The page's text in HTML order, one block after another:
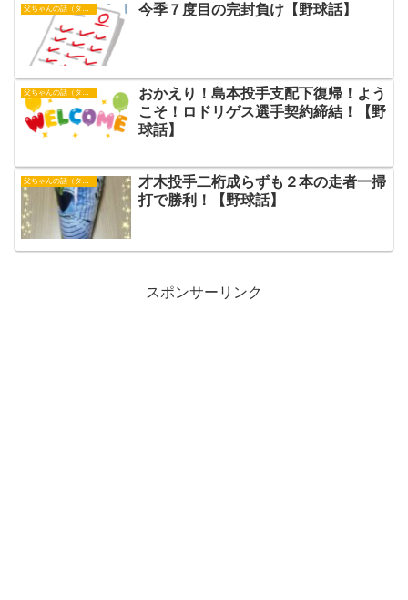
父ちゃんの話（タイガース） 今季７度目の完封負け【野球話】
おかえり！島本投手支配下復帰！よう
こそ！ロドリゲス選手契約締結！【野
球話】
父ちゃんの話（タイガース）
才木投手二桁成らずも２本の走者一掃
打で勝利！【野球話】
スポンサーリンク